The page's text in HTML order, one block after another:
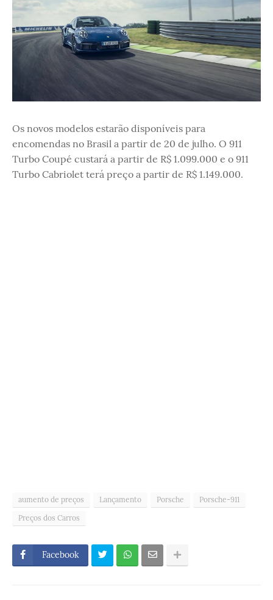
Os novos modelos estarão disponíveis para
encomendas no Brasil a partir de 20 de julho. O 911
Turbo Coupé custará a partir de R$ 1.099.000 e o 911
Turbo Cabriolet terá preço a partir de R$ 1.149.000.
aumento de preços Lançamento Porsche
Porsche-911
Preços dos Carros
Facebook